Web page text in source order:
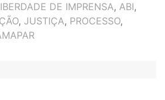
DE IMPRENSA, ABI,
, JUSTIÇA, PROCESSO,